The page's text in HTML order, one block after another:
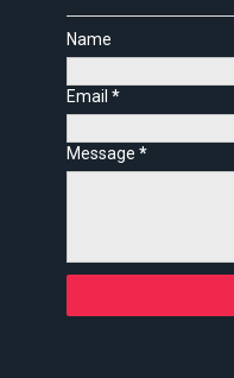
Name
Email*
Message*